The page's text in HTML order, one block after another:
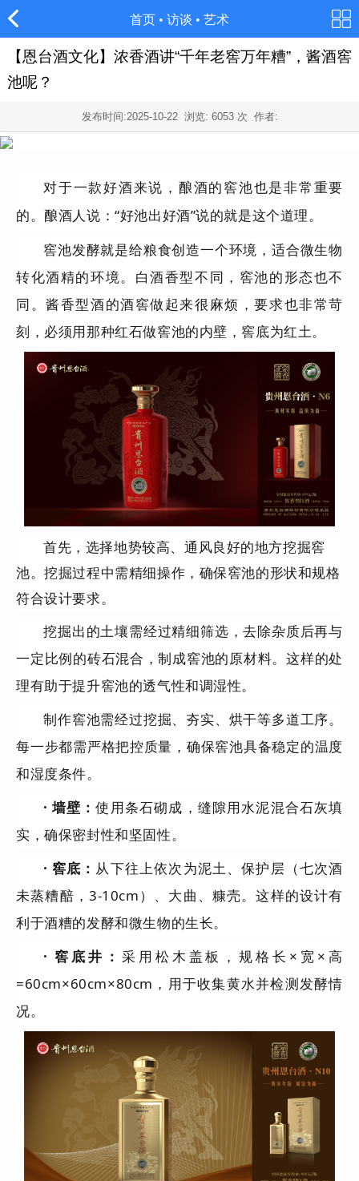
首页 • 访谈 • 艺术
【恩台酒文化】浓香酒讲“千年老窖万年糟”，酱酒窖
池呢？
发布时间:2025-10-22浏览: 6053 次 作者:
对于一款好酒来说，酿酒的窖池也是非常重要
的。酿酒人说：“好池出好酒”说的就是这个道理。
窖池发酵就是给粮食创造一个环境，适合微生物
转化酒精的环境。白酒香型不同，窖池的形态也不
同。酱香型酒的酒窖做起来很麻烦，要求也非常苛
刻，必须用那种红石做窖池的内壁，窖底为红土。
首先，选择地势较高、通风良好的地方挖掘窖
池。挖掘过程中需精细操作，确保窖池的形状和规格
符合设计要求。
挖掘出的土壤需经过精细筛选，去除杂质后再与
一定比例的砖石混合，制成窖池的原材料。这样的处
理有助于提升窖池的透气性和调湿性。
制作窖池需经过挖掘、夯实、烘干等多道工序。
每一步都需严格把控质量，确保窖池具备稳定的温度
和湿度条件。
· 墙壁：使用条石砌成，缝隙用水泥混合石灰填
实，确保密封性和坚固性。
· 窖底： 从下往上依次为泥土、保护层（七次酒
未蒸糟醅，3-10cm）、大曲、糠壳。这样的设计有
利于酒糟的发酵和微生物的生长。
· 窖底井： 采用松木盖板，规格长×宽×高
=60cm×60cm×80cm，用于收集黄水并检测发酵情
况。